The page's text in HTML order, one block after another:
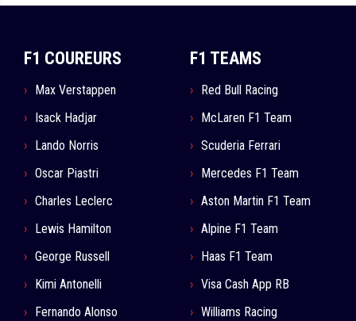
F1 COUREURS
Max Verstappen
Isack Hadjar
Lando Norris
Oscar Piastri
Charles Leclerc
Lewis Hamilton
George Russell
Kimi Antonelli
Fernando Alonso
F1 TEAMS
Red Bull Racing
McLaren F1 Team
Scuderia Ferrari
Mercedes F1 Team
Aston Martin F1 Team
Alpine F1 Team
Haas F1 Team
Visa Cash App RB
Williams Racing